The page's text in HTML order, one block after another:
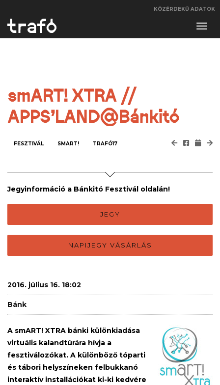
KÖZÉRDEKŰ ADATOK
smART! XTRA //
APPS’LAND@Bánkitó
FESZTIVÁL SMART! TRAFÓ17
Jegyinformáció a Bánkitó Fesztivál oldalán!
JEGY
NAPIJEGY VÁSÁRLÁS
2016. július 16. 18:02
Bánk
A smART! XTRA bánki különkiadása
virtuális kalandtúrára hívja a
fesztiválozókat. A különböző tóparti
és tábori helyszíneken felbukkanó
interaktív installációkat ki-ki kedvére